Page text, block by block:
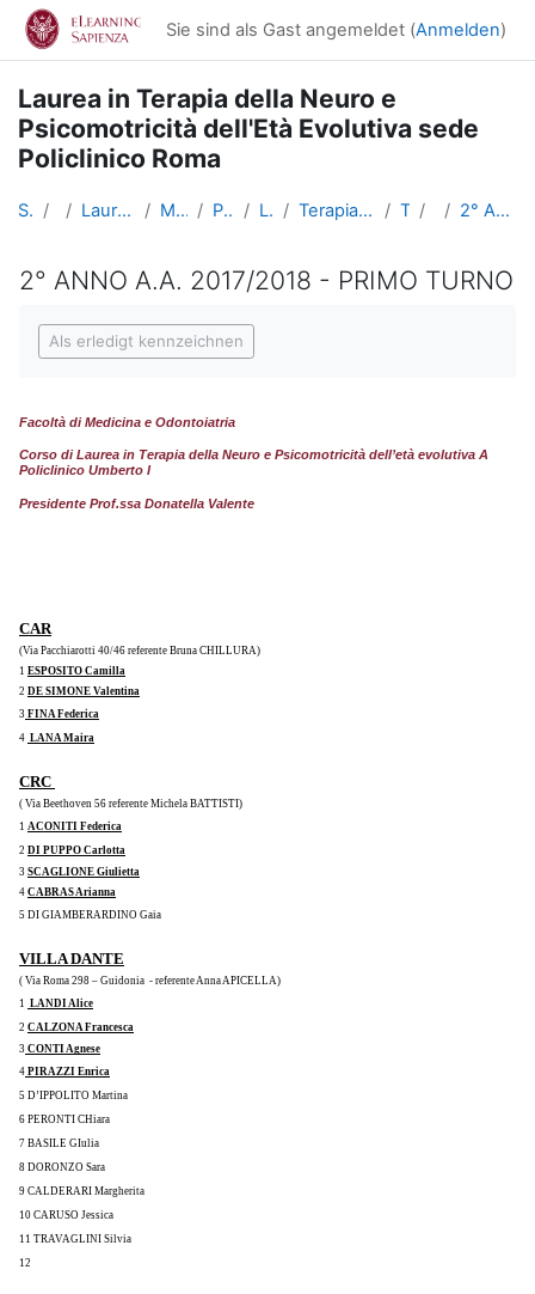
Zum Hauptinhalt
Sie sind als Gast angemeldet (Anmelden)
Laurea in Terapia della Neuro e
Psicomotricità dell'Età Evolutiva sede
Policlinico Roma
Startseite Kurse Lauree triennali, magistrali, a ciclo unico Medicina e Odontoiatria Professioni Sanitarie Lauree Triennali Terapia della Neuro e Psicomotricità dell'età evolutiva TNPEE Roma Tirocini2° ANNO A.A. 2017/2018 - PRIMO TURNO
2° ANNO A.A. 2017/2018 - PRIMO TURNO
Als erledigt kennzeichnen
Facoltà di Medicina e Odontoiatria
Corso di Laurea in Terapia della Neuro e Psicomotricità dell’età evolutiva A
Policlinico Umberto I
Presidente Prof.ssa Donatella Valente
CAR
(Via Pacchiarotti 40/46 referente Bruna CHILLURA)
1 ESPOSITO Camilla
2 DE SIMONE Valentina
3 FINA Federica
4 LANA Maira
CRC
( Via Beethoven 56 referente Michela BATTISTI)
1 ACONITI Federica
2 DI PUPPO Carlotta
3 SCAGLIONE Giulietta
4 CABRAS Arianna
5 DI GIAMBERARDINO Gaia
VILLA DANTE
( Via Roma 298 – Guidonia  - referente Anna APICELLA)
1 LANDI Alice
2 CALZONA Francesca
3 CONTI Agnese
4 PIRAZZI Enrica
5 D’IPPOLITO Martina
6 PERONTI CHiara
7 BASILE GIulia
8 DORONZO Sara
9 CALDERARI Margherita
10 CARUSO Jessica
11 TRAVAGLINI Silvia
12